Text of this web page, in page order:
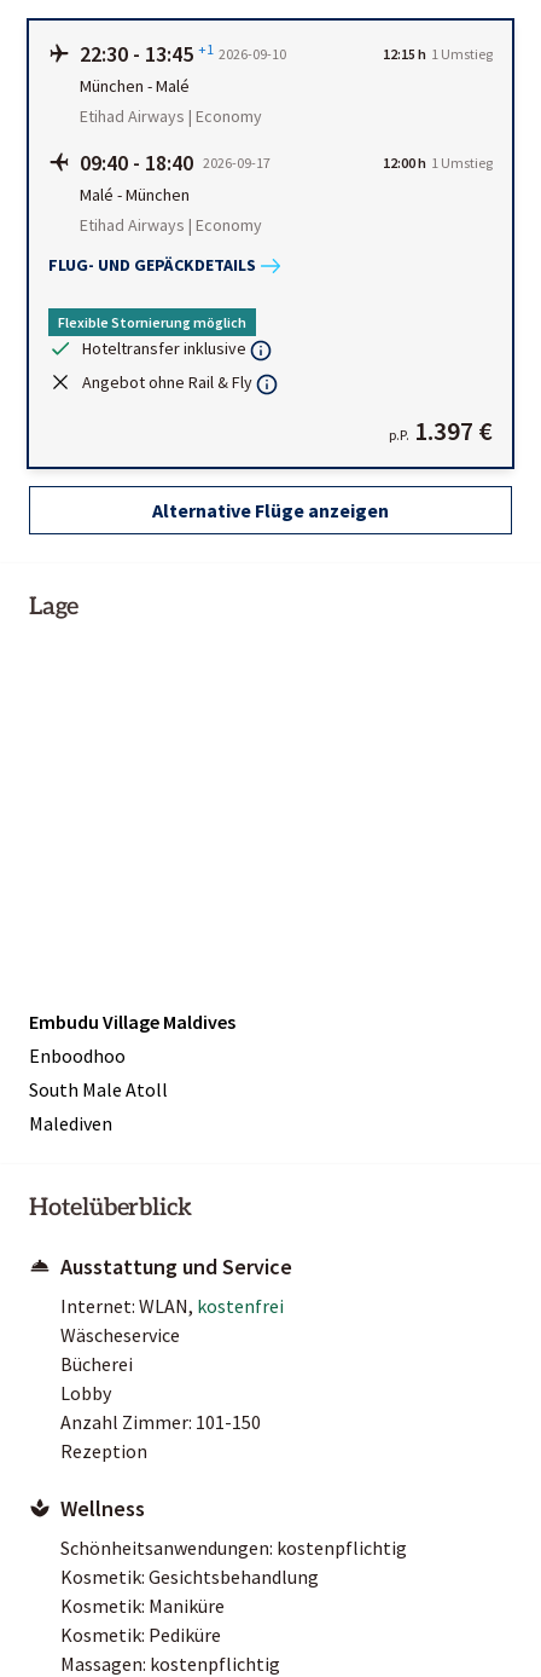
22:30 - 13:45 +1 2026-09-10 12:15 h 1 Umstieg
München -Malé
Etihad Airways | Economy
09:40 - 18:40 2026-09-17 12:00 h 1 Umstieg
Malé -München
Etihad Airways | Economy
FLUG- UND GEPÄCKDETAILS
Flexible Stornierung möglich
Hoteltransfer inklusive
Angebot ohne Rail & Fly
p.P. 1.397 €
Alternative Flüge anzeigen
Lage
Embudu Village Maldives
Enboodhoo
South Male Atoll
Malediven
Hotelüberblick
Ausstattung und Service
Internet: WLAN, kostenfrei
Wäscheservice
Bücherei
Lobby
Anzahl Zimmer: 101-150
Rezeption
Wellness
Schönheitsanwendungen: kostenpflichtig
Kosmetik: Gesichtsbehandlung
Kosmetik: Maniküre
Kosmetik: Pediküre
Massagen: kostenpflichtig